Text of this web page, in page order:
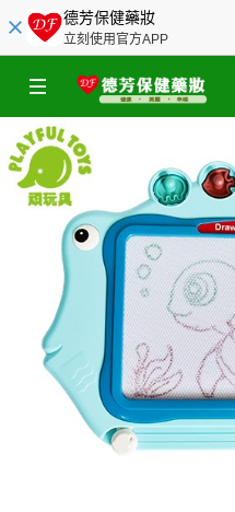
德芳保健藥妝
立刻使用官方APP